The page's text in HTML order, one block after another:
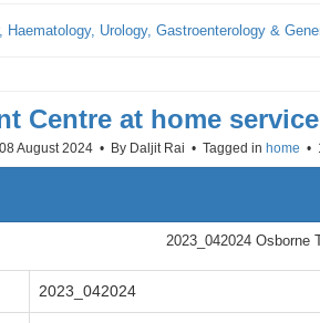
Haematology, Urology, Gastroenterology &
Centre at home service
August 2024 By Daljit Rai Tagged in home
2023_042024 Osborne
2023_042024